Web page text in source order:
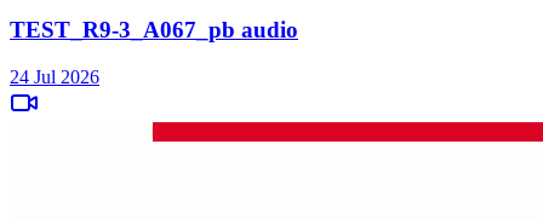
TEST_R9-3_A067_pb audio
24 Jul 2026